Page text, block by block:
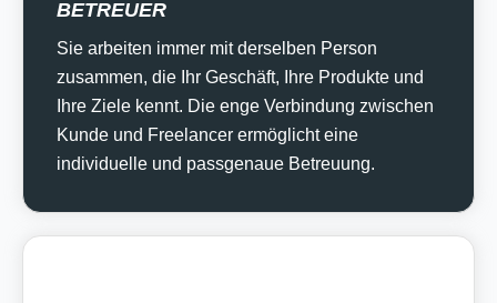
BETREUER
Sie arbeiten immer mit derselben Person
zusammen, die Ihr Geschäft, Ihre Produkte und
Ihre Ziele kennt. Die enge Verbindung zwischen
Kunde und Freelancer ermöglicht eine
individuelle und passgenaue Betreuung.